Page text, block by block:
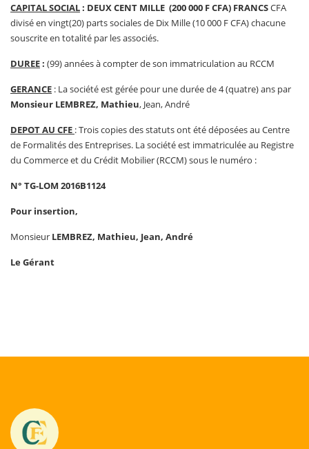
CAPITAL SOCIAL: DEUX CENT MILLE (200 000 F CFA) FRANCSCFA
divisé en vingt(20) parts sociales de Dix Mille (10 000 F CFA) chacune
souscrite en totalité par les associés.
DUREE: (99) années à compter de son immatriculation au RCCM
GERANCE : La société est gérée pour une durée de 4 (quatre) ans par
Monsieur LEMBREZ, Mathieu, Jean, André
DEPOT AU CFE : Trois copies des statuts ont été déposées au Centre
de Formalités des Entreprises. La société est immatriculée au Registre
du Commerce et du Crédit Mobilier (RCCM) sous le numéro :
N° TG-LOM 2016B1124
Pour insertion,
Monsieur LEMBREZ, Mathieu, Jean, André
Le Gérant